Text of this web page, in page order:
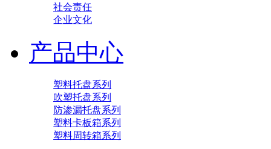
社会责任
企业文化
产品中心
塑料托盘系列
吹塑托盘系列
防渗漏托盘系列
塑料卡板箱系列
塑料周转箱系列